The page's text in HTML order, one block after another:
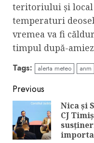
teritoriului și
temperaturi
vremea va fi
timpul după-
Tags: alerta meteo anm
Continue
Reading
Previous
Nica și
CJ